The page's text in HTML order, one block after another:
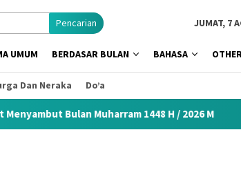
Pencarian JUMAT, 7
UMUM BERDASAR BULAN BAHASA
Dan Neraka Do’a
1448 H / 2026 M Khutbah Idul